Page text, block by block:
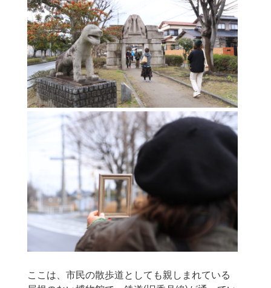
ここは、市民の散歩道としても親しまれている